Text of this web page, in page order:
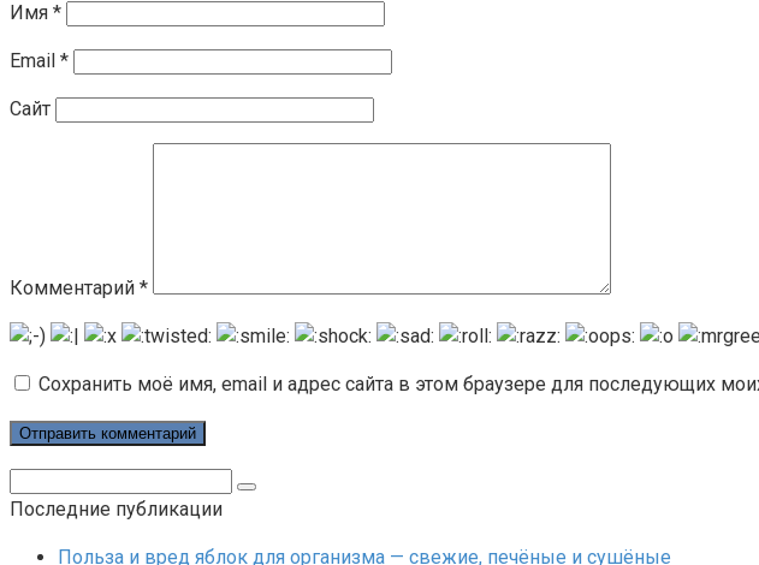
Имя *
Email *
Сайт
Комментарий *
Сохранить моё имя, email и адрес сайта в этом браузере для последующих
Последние публикации
Польза и вред яблок для организма — свежие, печёные и сушёные